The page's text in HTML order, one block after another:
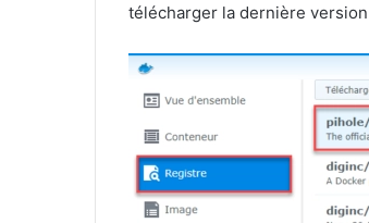
télécharger la dernière